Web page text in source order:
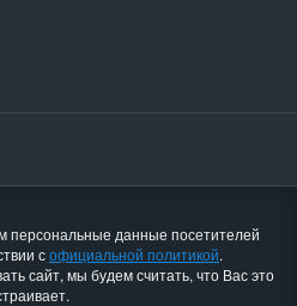
данные посетителей
софициальной политикой.
сайт, мы будем считать, что Вас это